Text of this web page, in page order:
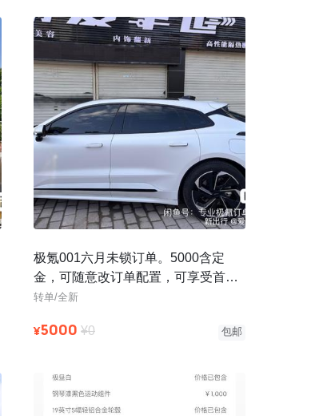
极氪001六月未锁订单。5000含定
金，可随意改订单配置，可享受首任
车主权益，交付地全国任选，重庆可
转单/全新
¥5000 ¥0 包邮